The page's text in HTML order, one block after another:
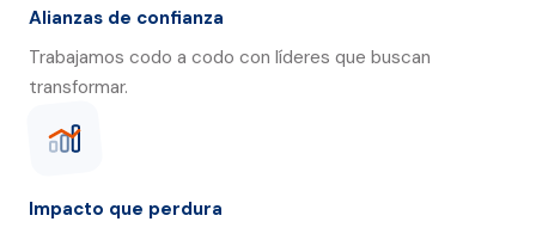
Alianzas de confianza
Trabajamos codo a codo con líderes que buscan
transformar.
Impacto que perdura